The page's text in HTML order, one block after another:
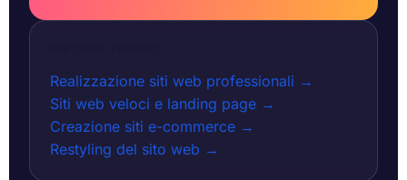
Realizzazione siti web professionali →
Siti web veloci e landing page →
Creazione siti e-commerce →
Restyling del sito web →